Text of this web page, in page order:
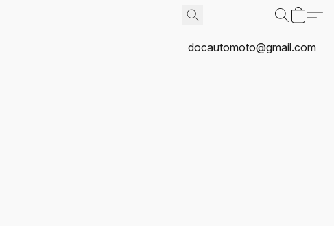
docautomoto@gmail.com